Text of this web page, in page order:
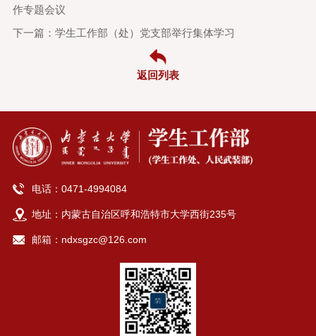
作专题会议
下一篇：学生工作部（处）党支部举行集体学习
返回列表
电话：0471-4994084
地址：内蒙古自治区呼和浩特市大学西街235号
邮箱：ndxsgzc@126.com